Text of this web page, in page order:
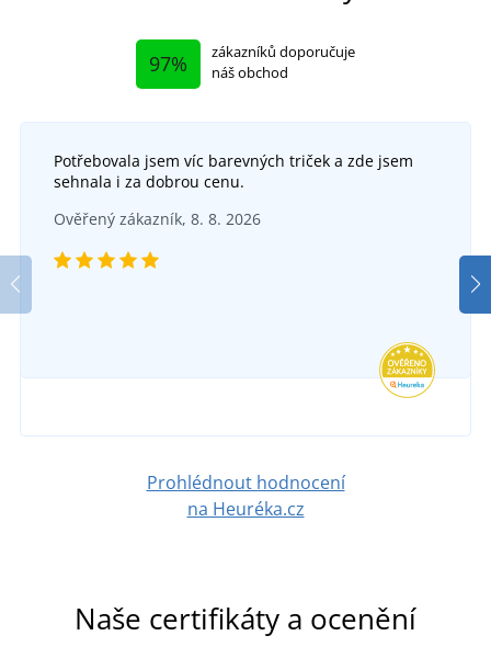
Sprej na ošetření kůže
SKLADEM
Impregnace SIGAL Aquastop
97%
zákazníků doporučuje
náš obchod
Potřebovala jsem víc barevných triček a zde jsem
sehnala i za dobrou cenu.
Ověřený zákazník, 8. 8. 2026
Prohlédnout hodnocení
na Heuréka.cz
Naše certifikáty a ocenění